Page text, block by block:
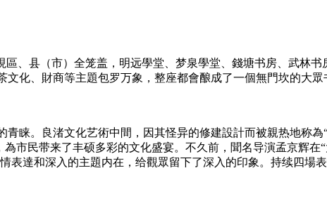
區、县（市）全笼盖，明远學堂、梦泉學堂、錢塘书房、武林
化、財商等主題包罗万象，整座都會酿成了一個無門坎的大眾
睐。良渚文化艺術中間，因其怪异的修建設計而被親热地称為
市民带来了丰硕多彩的文化盛宴。不久前，聞名导演孟京辉在
表達和深入的主題内在，给觀眾留下了深入的印象。持续四場